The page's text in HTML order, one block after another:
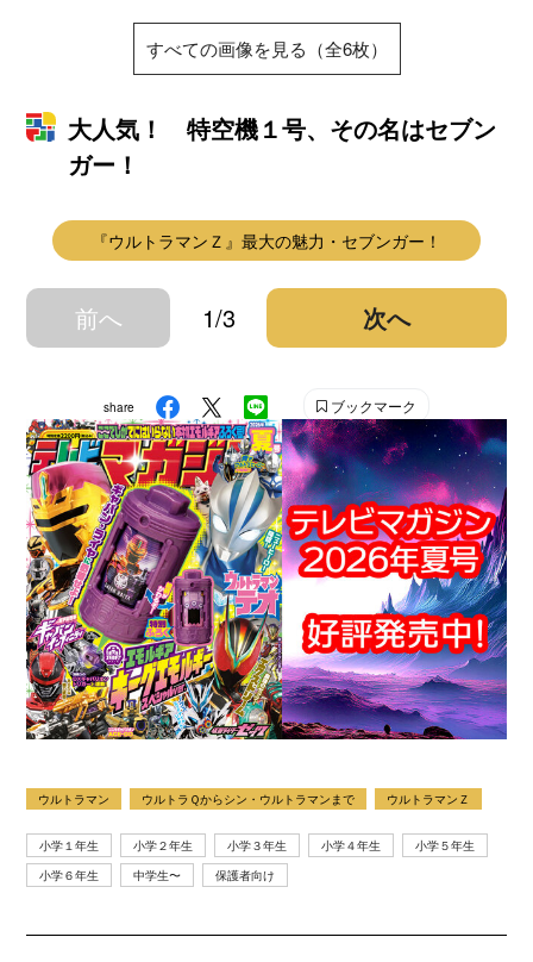
すべての画像を見る（全6枚）
大人気！ 特空機１号、その名はセブン
ガー！
『ウルトラマンＺ』最大の魅力・セブンガー！
前へ 1/3 次へ
share ブックマーク
ウルトラマン ウルトラＱからシン・ウルトラマンまで ウルトラマンＺ
小学１年生 小学２年生 小学３年生 小学４年生
小学５年生
小学６年生
中学生〜 保護者向け